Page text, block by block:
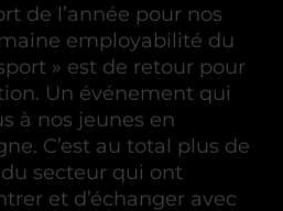
de l’année pour nos
employabilité du
» est de retour pour
Un événement qui
à nos jeunes en
C’est au total plus de
secteur qui ont
et d’échanger avec